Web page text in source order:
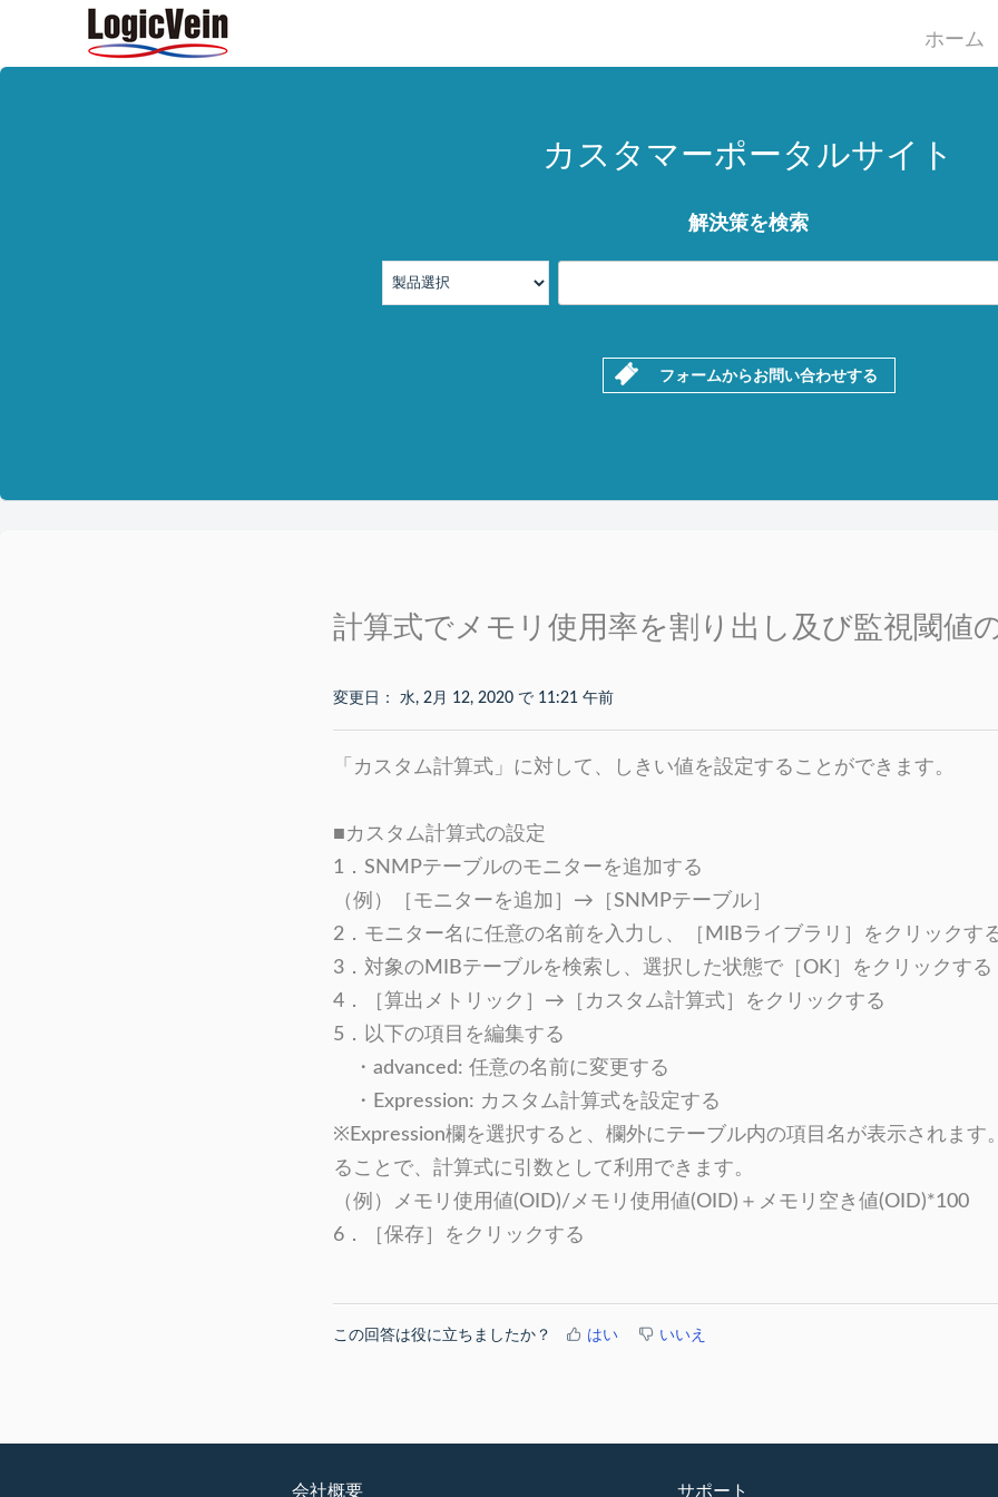
ホーム
カスタマーポータルサイト
解決策を検索
フォームからお問い合わせする
計算式でメモリ使用率を割り出し及び監視閾値
変更日： 水, 2月 12, 2020 で 11:21 午前
「カスタム計算式」に対して、しきい値を設定することができます。
■カスタム計算式の設定
1．SNMPテーブルのモニターを追加する
（例）［モニターを追加］→［SNMPテーブル］
2．モニター名に任意の名前を入力し、［MIBライブラリ］をクリックす
3．対象のMIBテーブルを検索し、選択した状態で［OK］をクリックする
4．［算出メトリック］→［カスタム計算式］をクリックする
5．以下の項目を編集する
・advanced: 任意の名前に変更する
・Expression: カスタム計算式を設定する
※Expression欄を選択すると、欄外にテーブル内の項目名が表示されます
ることで、計算式に引数として利用できます。
（例）メモリ使用値(OID)/メモリ使用値(OID)＋メモリ空き値(OID)*100
6．［保存］をクリックする
この回答は役に立ちましたか？ はい いいえ
会社概要 サポート